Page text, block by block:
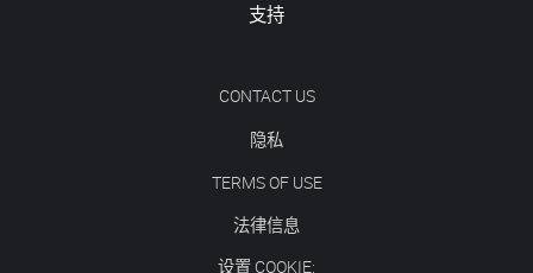
支持
CONTACT US
隐私
TERMS OF USE
法律信息
设置 COOKIE: